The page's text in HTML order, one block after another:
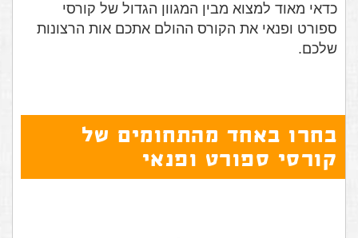
כדאי מאוד למצוא מבין המגוון הגדול של קורסי
ספורט ופנאי את הקורס ההולם אתכם אות הרצונות
שלכם.
בחרו באחד מהתחומים של
קורסי ספורט ופנאי